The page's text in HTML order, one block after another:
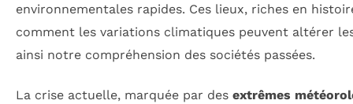
environnementales rapides. Ces lieux, riches en
comment les variations climatiques peuvent altérer
ainsi notre compréhension des sociétés passées.
La crise actuelle, marquée par des extrêmes